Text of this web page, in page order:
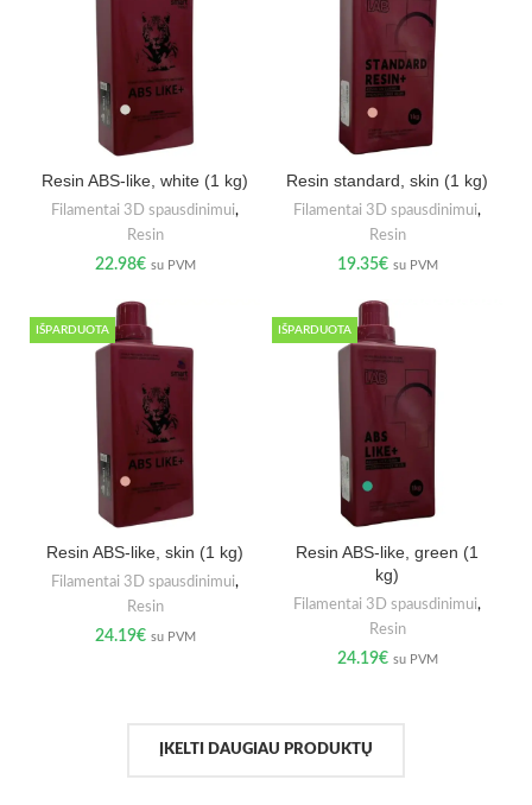
Resin ABS-like, white (1 kg)
Filamentai 3D spausdinimui,
Resin
22.98€ su PVM
Resin standard, skin (1 kg)
Filamentai 3D spausdinimui,
Resin
19.35€ su PVM
IŠPARDUOTA
Resin ABS-like, skin (1 kg)
Filamentai 3D spausdinimui,
Resin
24.19€ su PVM
IŠPARDUOTA
Resin ABS-like, green (1
kg)
Filamentai 3D spausdinimui,
Resin
24.19€ su PVM
ĮKELTI DAUGIAU PRODUKTŲ